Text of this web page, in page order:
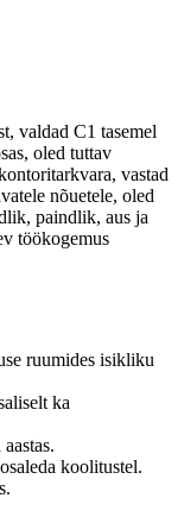
valdad C1 tasemel
oled tuttav
vastad
nõuetele, oled
paindlik, aus ja
töökogemus
ruumides isikliku
ka
koolitustel.